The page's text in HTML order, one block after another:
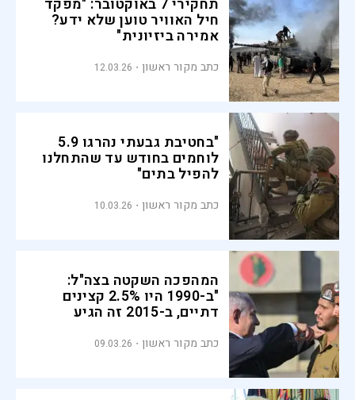
תחקירי 7 באוקטובר: "מפקד
חיל האוויר טוען שלא ידע?
אמירה ביזיונית"
כתב מקור ראשון 12.03.26
"בחטיבת גבעתי נהרגו 5.9
לוחמים בחודש עד שהתחלנו
להפיל בתים"
כתב מקור ראשון 10.03.26
המהפכה השקטה בצה"ל:
"ב-1990 היו 2.5% קצינים
דתיים, ב-2015 זה הגיע
כתב מקור ראשון 09.03.26